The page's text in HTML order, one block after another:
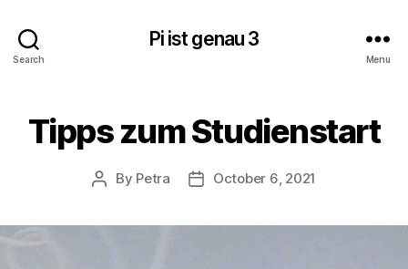
Search
Pi ist genau 3
Menu
Tipps zum Studienstart
Post
By Petra
PostOctober 6, 2021